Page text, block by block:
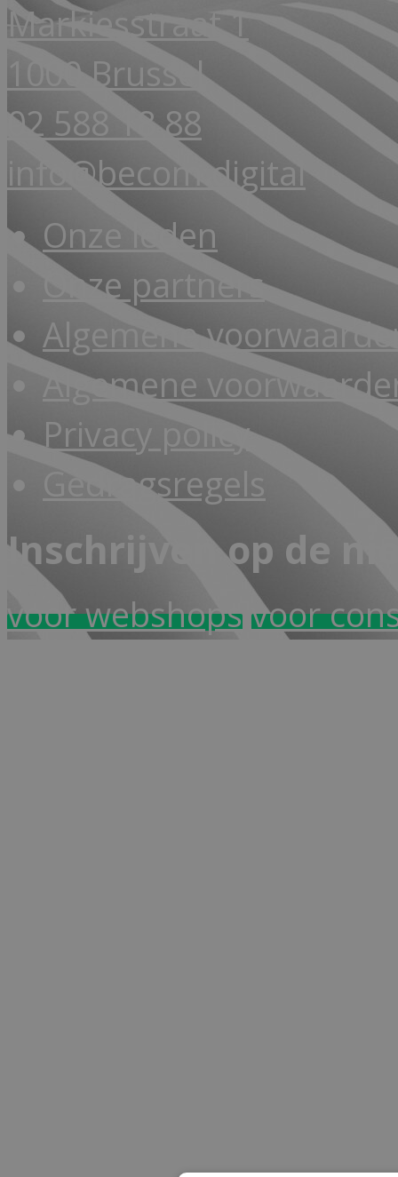
Markiesstraat 1
1000 Brussel
02 588 18 88
info@becom.digital
Onze leden
Onze partners
Algemene
Algemene
Privacy policy
Gedragsregels
Inschrijven op de
voor webshopsvoor